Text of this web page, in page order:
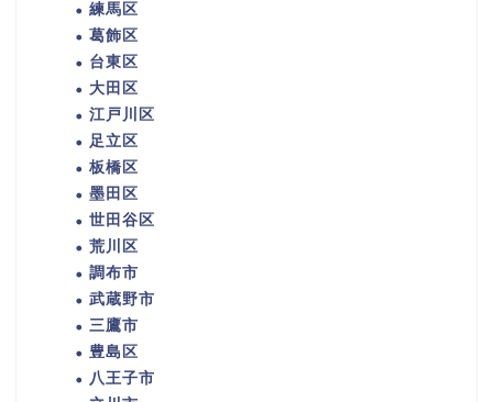
練馬区
葛飾区
台東区
大田区
江戸川区
足立区
板橋区
墨田区
世田谷区
荒川区
調布市
武蔵野市
三鷹市
豊島区
八王子市